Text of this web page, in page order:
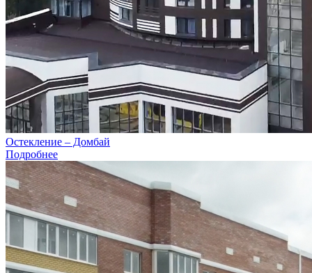
Остекление – Домбай
Подробнее